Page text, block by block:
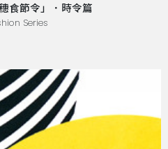
食節令」．時令篇
Series